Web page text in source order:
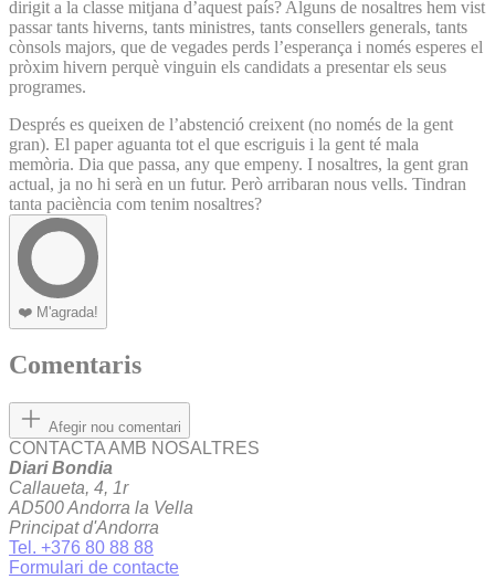
dirigit a la classe mitjana d’aquest país? Alguns de nosaltres hem vist
passar tants hiverns, tants ministres, tants consellers generals, tants
cònsols majors, que de vegades perds l’esperança i només esperes el
pròxim hivern perquè vinguin els candidats a presentar els seus
programes.
Després es queixen de l’abstenció creixent (no només de la gent
gran). El paper aguanta tot el que escriguis i la gent té mala
memòria. Dia que passa, any que empeny. I nosaltres, la gent gran
actual, ja no hi serà en un futur. Però arribaran nous vells. Tindran
tanta paciència com tenim nosaltres?
❤️ M'agrada!
Comentaris
Afegir nou comentari
CONTACTA AMB NOSALTRES
Diari Bondia
Callaueta, 4, 1r
AD500 Andorra la Vella
Principat d'Andorra
Tel. +376 80 88 88
Formulari de contacte